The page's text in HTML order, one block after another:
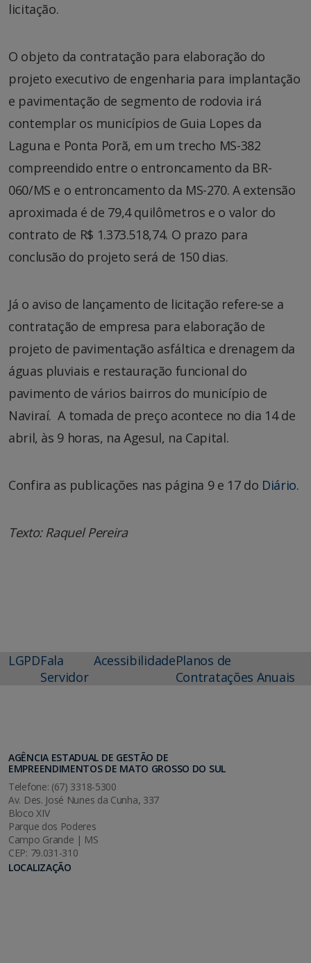
licitação.
O objeto da contratação para elaboração do
projeto executivo de engenharia para implantação
e pavimentação de segmento de rodovia irá
contemplar os municípios de Guia Lopes da
Laguna e Ponta Porã, em um trecho MS-382
compreendido entre o entroncamento da BR-
060/MS e o entroncamento da MS-270. A extensão
aproximada é de 79,4 quilômetros e o valor do
contrato de R$ 1.373.518,74. O prazo para
conclusão do projeto será de 150 dias.
Já o aviso de lançamento de licitação refere-se a
contratação de empresa para elaboração de
projeto de pavimentação asfáltica e drenagem da
águas pluviais e restauração funcional do
pavimento de vários bairros do município de
Naviraí. A tomada de preço acontece no dia 14 de
abril, às 9 horas, na Agesul, na Capital.
Confira as publicações nas página 9 e 17 do Diário.
Texto: Raquel Pereira
LGPDFala
Servidor
AcessibilidadePlanos de
Contratações Anuais
AGÊNCIA ESTADUAL DE GESTÃO DE
EMPREENDIMENTOS DE MATO GROSSO DO SUL
Telefone: (67) 3318-5300
Av. Des. José Nunes da Cunha, 337
Bloco XIV
Parque dos Poderes
Campo Grande | MS
CEP: 79.031-310
LOCALIZAÇÃO